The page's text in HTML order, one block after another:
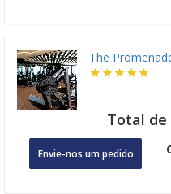
The
Total de
Envie-nos um pedido